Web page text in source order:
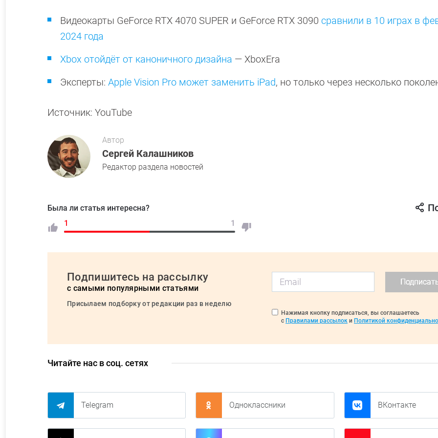
Видеокарты GeForce RTX 4070 SUPER и GeForce RTX 3090 сравнили в 10 играх в
2024 года
Xbox отойдёт от каноничного дизайна — XboxEra
Эксперты: Apple Vision Pro может заменить iPad, но только через несколько
Источник: YouTube
Автор
Сергей Калашников
Редактор раздела новостей
Была ли статья интересна?
1
1
Подпишитесь на рассылку
с самыми популярными статьями
Присылаем подборку от редакции раз в неделю
Нажимая кнопку подписаться, вы соглашаетесь
с Правилами рассылок и Политикой
Читайте нас в соц. сетях
Telegram Одноклассники ВКонтакте